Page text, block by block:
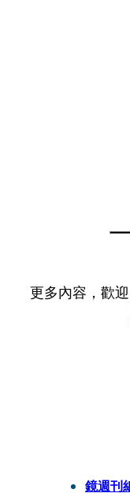
更多內容，歡迎
鏡週刊